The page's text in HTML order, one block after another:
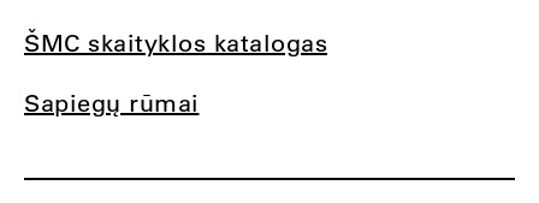
ŠMC skaityklos katalogas
Sapiegų rūmai